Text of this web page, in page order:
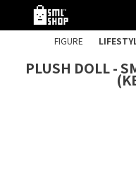
FIGURE
PLUSH DOLL -